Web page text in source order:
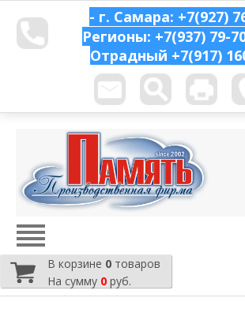
- г. Самара: +7(927)
Регионы: +7(937) 79-
Отрадный +7(917)
В корзине 0 товаров
На сумму 0 руб.